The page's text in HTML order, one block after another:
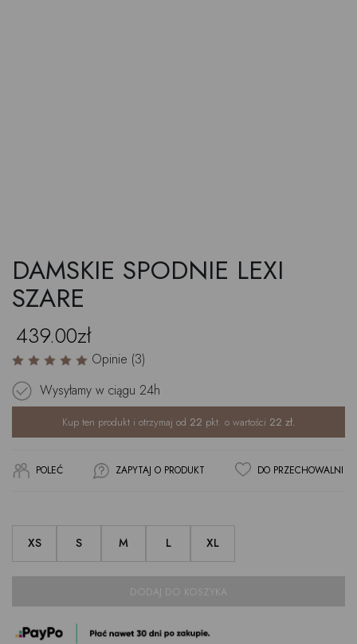
DAMSKIE SPODNIE LEXI
SZARE
439.00zł
Opinie (3)
Wysyłamy w ciągu 24h
Kup ten produkt i otrzymaj od 22 pkt. o wartości 22 zł.
POLEĆ ZAPYTAJ O PRODUKT DO PRZECHOWALNI
XS S M L XL
DODAJ DO KOSZYKA